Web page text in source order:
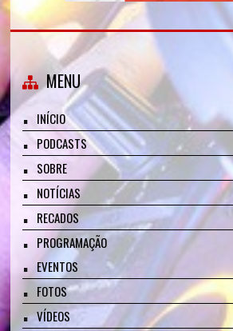
MENU
INÍCIO
PODCASTS
SOBRE
NOTÍCIAS
RECADOS
PROGRAMAÇÃO
EVENTOS
FOTOS
VÍDEOS